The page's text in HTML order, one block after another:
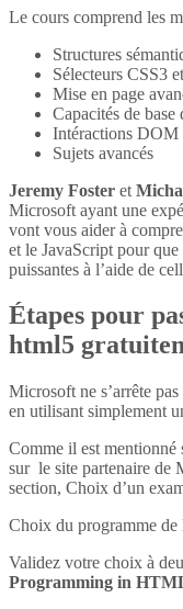
Le cours comprend les
Structures
Sélecteurs CSS3
Mise en page
Capacités de base
Intéractions DOM
Sujets avancés
Jeremy Foster et
Microsoft ayant une
vont vous aider à
et le JavaScript pour
puissantes à l’aide de
Étapes pour
html5
Microsoft ne s’arrête
en utilisant simplement
Comme il est mentionné
sur le site partenaire de
section, Choix d’un
Choix du programme de
Validez votre choix à
Programming in